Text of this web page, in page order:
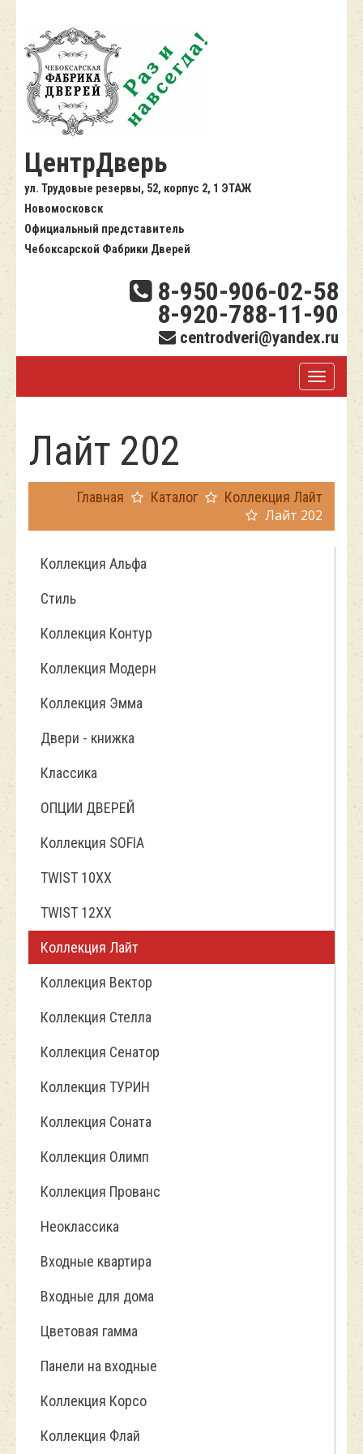
ЦентрДверь
ул. Трудовые резервы, 52, корпус 2, 1 ЭТАЖ
Новомосковск
Официальный представитель
Чебоксарской Фабрики Дверей
8-950-906-02-58
8-920-788-11-90
centrodveri@yandex.ru
Лайт 202
Главная Каталог Коллекция Лайт
Лайт 202
Коллекция Альфа
Стиль
Коллекция Контур
Коллекция Модерн
Коллекция Эмма
Двери - книжка
Классика
ОПЦИИ ДВЕРЕЙ
Коллекция SOFIA
TWIST 10ХХ
TWIST 12XX
Коллекция Лайт
Коллекция Вектор
Коллекция Стелла
Коллекция Сенатор
Коллекция ТУРИН
Коллекция Соната
Коллекция Олимп
Коллекция Прованс
Неоклассика
Входные квартира
Входные для дома
Цветовая гамма
Панели на входные
Коллекция Корсо
Коллекция Флай